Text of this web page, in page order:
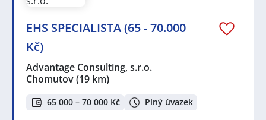
EHS SPECIALISTA (65 - 70.000
Kč)
Advantage Consulting, s.r.o.
Chomutov(19 km)
65 000 – 70 000 Kč Plný úvazek